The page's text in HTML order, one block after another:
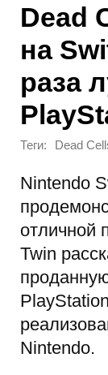
Dead
на
раза
Теги: Dead
Nintendo
отличной
Twin
Nintendo.